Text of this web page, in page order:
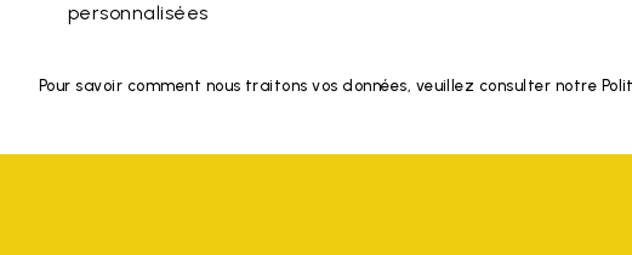
personnalisées
Pour savoir comment nous traitons vos données, veuillez consulter notre